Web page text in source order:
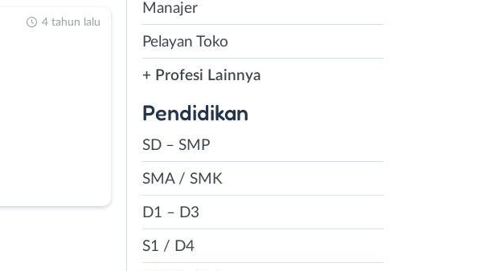
4 tahun lalu
Manajer
Pelayan Toko
+ Profesi Lainnya
Pendidikan
SD – SMP
SMA / SMK
D1 – D3
S1 / D4